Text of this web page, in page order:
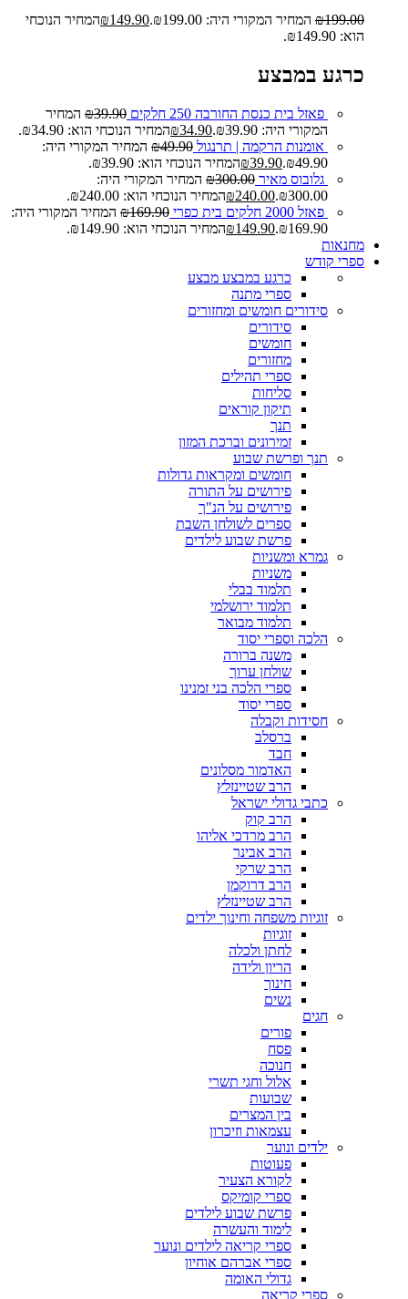
₪199.00 המחיר המקורי היה: ₪199.00. ₪149.90
המחיר הנוכחי
הוא: ₪149.90.
כרגע במבצע
פאזל בית כנסת החורבה 250 חלקים ₪39.90
המחיר
המקורי היה: ₪39.90.
₪34.90
המחיר הנוכחי הוא: ₪34.90.
אומנות הרקמה | תרנגול
₪49.90
המחיר המקורי היה:
₪49.90.
₪39.90
המחיר הנוכחי הוא: ₪39.90.
גלובוס מאיר
₪300.00
המחיר המקורי היה:
₪300.00.
₪240.00
המחיר הנוכחי הוא: ₪240.00.
פאזל 2000 חלקים בית כפרי
₪169.90
המחיר המקורי היה:
₪169.90.
₪149.90
המחיר הנוכחי הוא: ₪149.90.
מחנאות
ספרי קודש
כרגע במבצע מבצע
ספרי מתנה
סידורים חומשים ומחזורים
סידורים
חומשים
מחזורים
ספרי תהילים
סליחות
תיקון קוראים
תנך
זמירונים וברכת המזון
תנך ופרשת שבוע
חומשים ומקראות גדולות
פירושים על התורה
פירושים על הנ"ך
ספרים לשולחן השבת
פרשת שבוע לילדים
גמרא ומשניות
משניות
תלמוד בבלי
תלמוד ירושלמי
תלמוד מבואר
הלכה וספרי יסוד
משנה ברורה
שולחן ערוך
ספרי הלכה בני זמנינו
ספרי יסוד
חסידות וקבלה
ברסלב
חבד
האדמור מסלונים
הרב שטיינזלץ
כתבי גדולי ישראל
הרב קוק
הרב מרדכי אליהו
הרב אבינר
הרב שרקי
הרב דרוקמן
הרב שטיינזלץ
זוגיות משפחה וחינוך ילדים
זוגיות
לחתן ולכלה
הריון ולידה
חינוך
נשים
חגים
פורים
פסח
חנוכה
אלול וחגי תשרי
שבועות
בין המצרים
עצמאות וזיכרון
ילדים ונוער
פעוטות
לקורא הצעיר
ספרי קומיקס
פרשת שבוע לילדים
לימוד והעשרה
ספרי קריאה לילדים ונוער
ספרי אברהם אוחיון
גדולי האומה
ספרי קריאה